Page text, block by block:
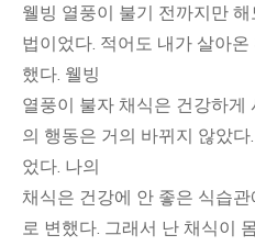
웰빙 열풍이 불기 전까지만
법이었다. 적어도 내가 살아
했다. 웰빙
열풍이 불자 채식은 건강하게
의 행동은 거의 바뀌지 않았
었다. 나의
채식은 건강에 안 좋은 식습
로 변했다. 그래서 난 채식이